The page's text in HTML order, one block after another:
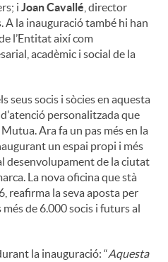
i Joan Cavallé , director
A la inauguració també hi han
l’Entitat així com
acadèmic i social de la
seus socis i sòcies en aquesta
personalitzada que
Ara fa un pas més en la
un espai propi i més
desenvolupament de la ciutat
La nova oficina que stà
reafirma la seva aposta per
de 6.000 socis i futurs al
la inauguració: “Aquesta